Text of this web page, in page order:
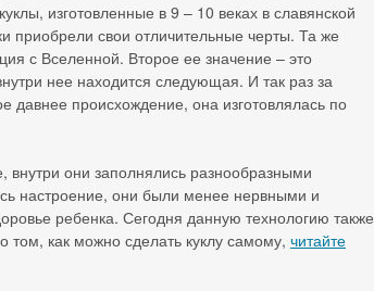
изготовленные в 9 – 10 веках в славянской
приобрели свои отличительные черты. Та же
с Вселенной. Второе ее значение – это
нее находится следующая. И так раз за
давнее происхождение, она изготовлялась по
они заполнялись разнообразными
настроение, они были менее нервными и
ребенка. Сегодня данную технологию также
том, как можно сделать куклу самому, читайте